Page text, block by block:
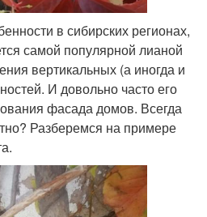
в сибирских регионах,
самой популярной лианой
вертикальных (а иногда и
И довольно часто его
фасада домов. Всегда
Разберемся на примере